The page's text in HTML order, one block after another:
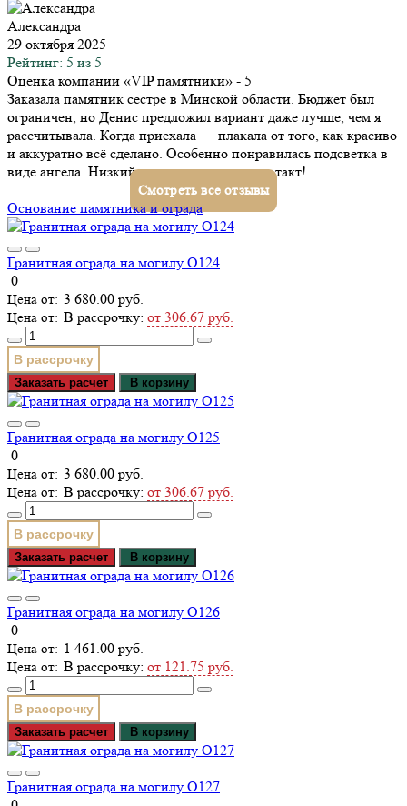
Александра
29 октября 2025
Рейтинг: 5 из 5
Оценка компании «VIP памятники» - 5
Заказала памятник сестре в Минской области. Бюджет был
ограничен, но Денис предложил вариант даже лучше, чем я
рассчитывала. Когда приехала — плакала от того, как красиво
и аккуратно всё сделано. Особенно понравилась подсветка в
виде ангела. Низкий поклон за ваш труд и такт!
Смотреть все отзывы
Основание памятника и ограда
Гранитная ограда на могилу О124
0
3 680.00 руб.
В рассрочку: от 306.67 руб.
В рассрочку
Заказать расчет В корзину
Гранитная ограда на могилу О125
0
3 680.00 руб.
В рассрочку: от 306.67 руб.
В рассрочку
Заказать расчет В корзину
Гранитная ограда на могилу О126
0
1 461.00 руб.
В рассрочку: от 121.75 руб.
В рассрочку
Заказать расчет В корзину
Гранитная ограда на могилу О127